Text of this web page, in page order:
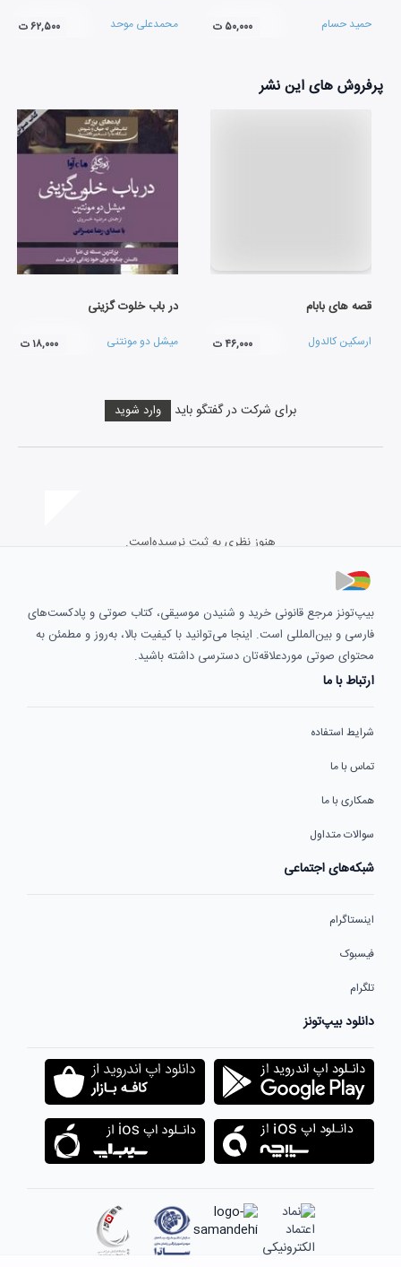
حمید حسام ۵۰,۰۰۰ ت محمدعلی موحد ۶۲,۵۰۰ ت
پرفروش های این نشر
قصه های بابام
ارسکین کالدول ۴۶,۰۰۰ ت
در باب خلوت گزینی
میشل دو مونتنی ۱۸,۰۰۰ ت
برای شرکت در گفتگو باید وارد شوید
هنوز نظری به ثبت نرسیده‌است.
بیپ‌تونز مرجع قانونی خرید و شنیدن موسیقی، کتاب صوتی و پادکست‌های
فارسی و بین‌المللی است. اینجا می‌توانید با کیفیت بالا، به‌روز و مطمئن به
محتوای صوتی موردعلاقه‌تان دسترسی داشته باشید.
ارتباط با ما
شرایط استفاده
تماس با ما
همکاری با ما
سوالات متداول
شبکه‌های اجتماعی
اینستاگرام
فیسبوک
تلگرام
دانلود بیپ‌تونز